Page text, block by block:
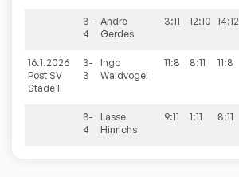
3-
4
Andre
Gerdes
3:11 12:10 14:12
16.1.2026
Post SV
Stade II
3-
3
Ingo
Waldvogel
11:8 8:11 11:8
3-
4
Lasse
Hinrichs
9:11 1:11 8:11